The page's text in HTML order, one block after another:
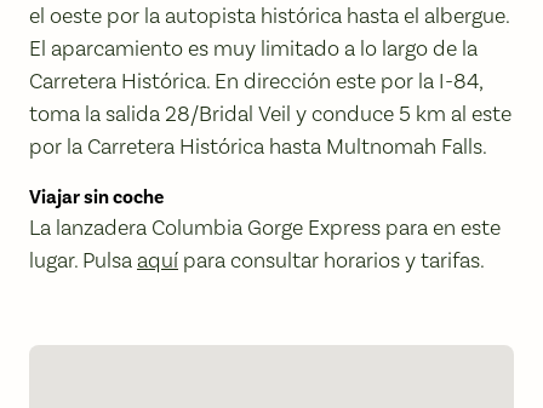
el oeste por la autopista histórica hasta el albergue.
El aparcamiento es muy limitado a lo largo de la
Carretera Histórica. En dirección este por la I-84,
toma la salida 28/Bridal Veil y conduce 5 km al este
por la Carretera Histórica hasta Multnomah Falls.
Viajar sin coche
La lanzadera Columbia Gorge Express para en este
lugar. Pulsa aquí para consultar horarios y tarifas.